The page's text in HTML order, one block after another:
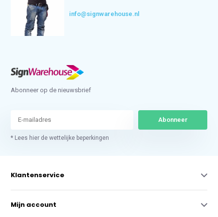
info@signwarehouse.nl
Abonneer op de nieuwsbrief
Abonneer
* Lees hier de wettelijke beperkingen
Klantenservice
Mijn account